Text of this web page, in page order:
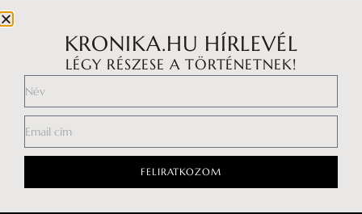
Médiaajánlat
Adatkezelési tájékoztató
Facebook
KRONIKA.HU HÍRLEVÉL
LÉGY RÉSZESE A TÖRTÉNETNEK!
FELIRATKOZOM